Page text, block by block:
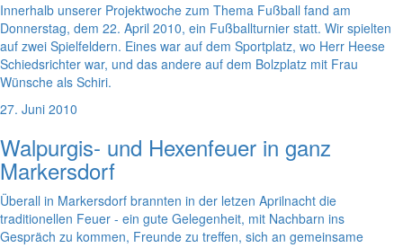
Innerhalb unserer Projektwoche zum Thema Fußball fand am
Donnerstag, dem 22. April 2010, ein Fußballturnier statt. Wir spielten
auf zwei Spielfeldern. Eines war auf dem Sportplatz, wo Herr Heese
Schiedsrichter war, und das andere auf dem Bolzplatz mit Frau
Wünsche als Schiri.
27. Juni 2010
Walpurgis- und Hexenfeuer in ganz
Markersdorf
Überall in Markersdorf brannten in der letzen Aprilnacht die
traditionellen Feuer - ein gute Gelegenheit, mit Nachbarn ins
Gespräch zu kommen, Freunde zu treffen, sich an gemeinsame